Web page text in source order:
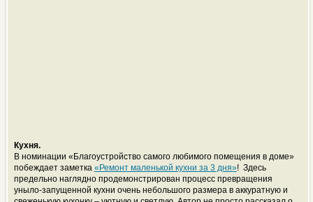
Кухня.
В номинации «Благоустройство самого любимого помещения в доме»
побеждает заметка «Ремонт маленькой кухни за 3 дня»! Здесь
предельно наглядно продемонстрирован процесс превращения
уныло-запущенной кухни очень небольшого размера в аккуратную и